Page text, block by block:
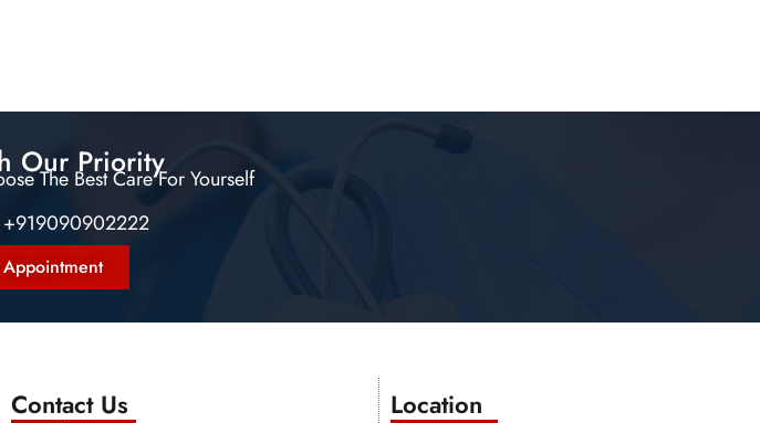
Our Priority
The Best Care For Yourself
Contact Us Location